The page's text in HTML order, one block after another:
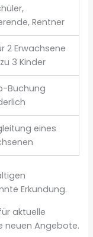
Rentner
2 Erwachsene
3 Kinder
Buchung
eines
Erkundung.
aktuelle
neuen Angebote.